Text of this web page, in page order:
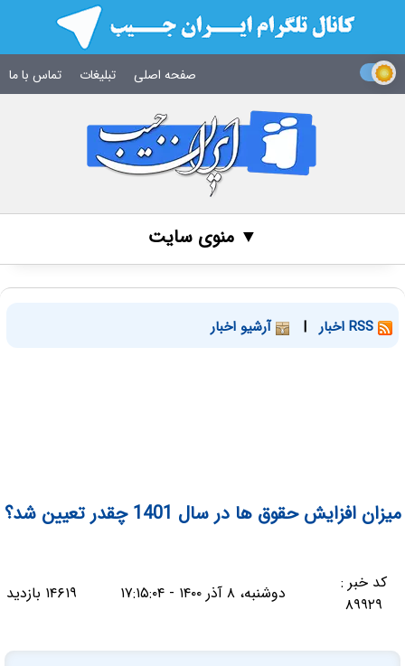
صفحه اصلی تبلیغات تماس با ما
▼ منوی سایت
| آرشیو اخبار
میزان افزایش حقوق ها در سال 1401 چقدر تعیین شد؟
کد خبر :
۸۹۹۲۹
دوشنبه، ۸ آذر ۱۴۰۰ - ۱۷:۱۵:۰۴ ۱۴۶۱۹ بازدید